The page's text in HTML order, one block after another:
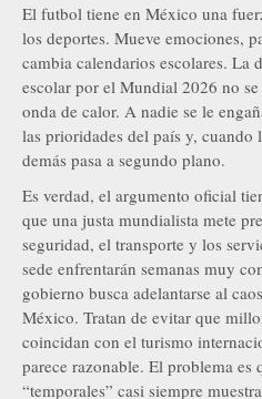
El futbol tiene en México una
los deportes. Mueve emociones,
cambia calendarios escolares. La
escolar por el Mundial 2026 no
onda de calor. A nadie se le
las prioridades del país y, cuando
demás pasa a segundo plano.
Es verdad, el argumento oficial
que una justa mundialista mete
seguridad, el transporte y los
sede enfrentarán semanas muy
gobierno busca adelantarse al
México. Tratan de evitar que
coincidan con el turismo
parece razonable. El problema es
“temporales” casi siempre